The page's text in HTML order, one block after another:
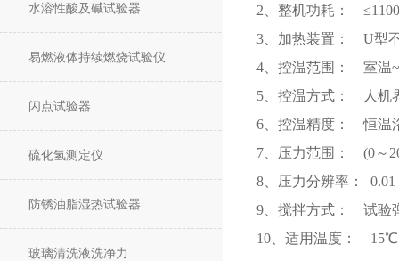
水溶性酸及碱试验器
易燃液体持续燃烧试验仪
闪点试验器
硫化氢测定仪
防锈油脂湿热试验器
玻璃清洗液洗净力
2、整机功耗：
3、加热装置： U型
4、控温范围： 室温
5、控温方式： 人机
6、控温精度： 恒温
7、压力范围： (0～
8、压力分辨率： 0.01
9、搅拌方式： 试验
10、适用温度：